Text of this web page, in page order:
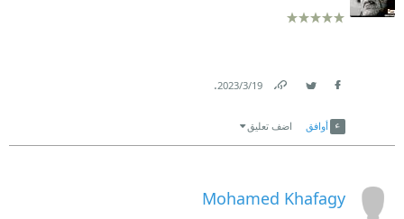
19‏/3‏/2023
.
أوافق اضف تعليق
Mohamed Khafagy